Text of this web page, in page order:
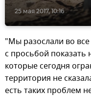
25 мая 2017, 10:16
"Мы разослали во
с просьбой
которые сегодня
территория не
есть таких проблем